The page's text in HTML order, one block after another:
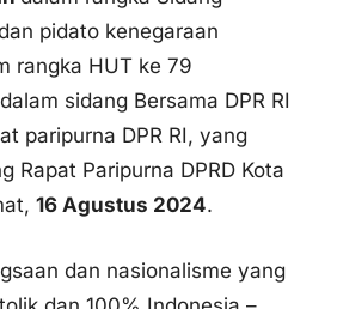
rangka HUT ke 79
sidang Bersama DPR RI
paripurna DPR RI, yang
Rapat Paripurna DPRD Kota
16 Agustus 2024.
dan 100% Indonesia –
kehadiran Keuskupan Agung